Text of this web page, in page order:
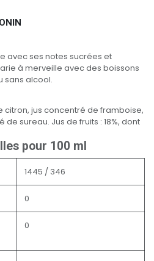
avec ses notes sucrées et
à merveille avec des boissons
sans alcool.
citron, jus concentré de framboise,
sureau. Jus de fruits : 18%, dont
pour 100 ml
1445 / 346
0
0